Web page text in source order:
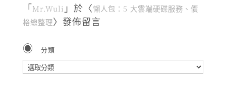
「Mr.Wuli 」於〈懶人包：5 大雲端硬碟服務、價
格總整理〉發佈留言
分類
分